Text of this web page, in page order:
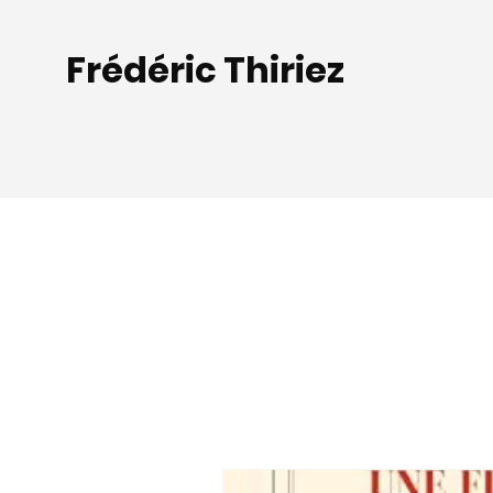
Frédéric Thiriez